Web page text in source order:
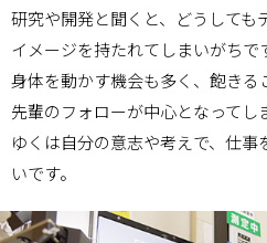
研究や開発と聞くと、どうしても
イメージを持たれてしまいがち
身体を動かす機会も多く、飽き
先輩のフォローが中心となってし
ゆくは自分の意志や考えで、仕
いです。